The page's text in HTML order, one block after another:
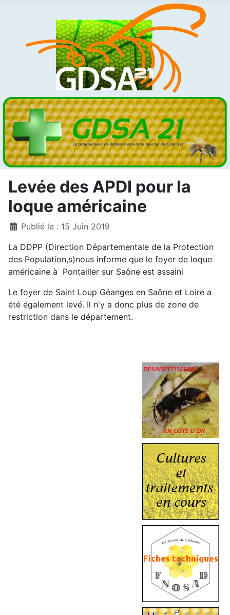
Levée des APDI pour la
loque américaine
DétailsPublié le : 15 Juin 2019
La DDPP (Direction Départementale de la Protection
des Population,s)nous informe que le foyer de loque
américaine à Pontailler sur Saône est assaini
Le foyer de Saint Loup Géanges en Saône et Loire a
été également levé. Il n'y a donc plus de zone de
restriction dans le département.